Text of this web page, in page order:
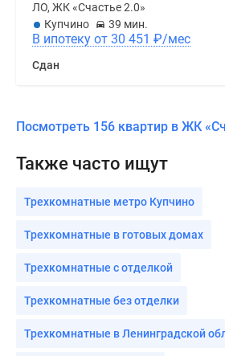
ЛО, ЖК «Счастье 2.0»
Купчино
39 мин.
В ипотеку от 30 451 ₽/мес
Сдан
Посмотреть 156 квартир в ЖК
Также часто ищут
Трехкомнатные метро Купчино
Трехкомнатные в готовых домах
Трехкомнатные с отделкой
Трехкомнатные без отделки
Трехкомнатные в Ленинградской